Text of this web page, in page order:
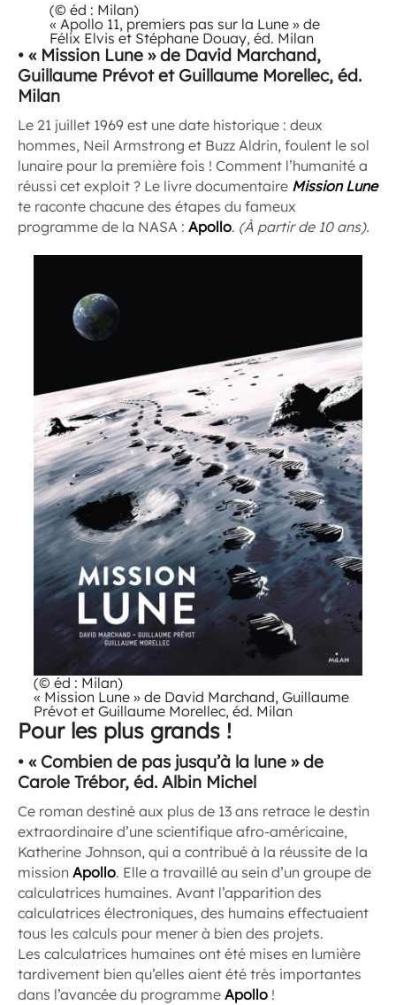
(© éd : Milan)
« Apollo 11, premiers pas sur la Lune » de
Félix Elvis et Stéphane Douay, éd. Milan
• « Mission Lune » de David Marchand,
Guillaume Prévot et Guillaume Morellec, éd.
Milan
Le 21 juillet 1969 est une date historique : deux
hommes, Neil Armstrong et Buzz Aldrin, foulent le sol
lunaire pour la première fois ! Comment l’humanité a
réussi cet exploit ? Le livre documentaire Mission Lune
te raconte chacune des étapes du fameux
programme de la NASA : Apollo. (À partir de 10 ans).
(© éd : Milan)
« Mission Lune » de David Marchand, Guillaume
Prévot et Guillaume Morellec, éd. Milan
Pour les plus grands !
• « Combien de pas jusqu’à la lune » de
Carole Trébor, éd. Albin Michel
Ce roman destiné aux plus de 13 ans retrace le destin
extraordinaire d’une scientifique afro-américaine,
Katherine Johnson, qui a contribué à la réussite de la
mission Apollo. Elle a travaillé au sein d’un groupe de
calculatrices humaines. Avant l’apparition des
calculatrices électroniques, des humains effectuaient
tous les calculs pour mener à bien des projets.
Les calculatrices humaines ont été mises en lumière
tardivement bien qu’elles aient été très importantes
dans l’avancée du programme Apollo !